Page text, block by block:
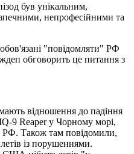
був унікальним,
непрофесійними та
"повідомляти" РФ
обговорить це питання з
відношення до падіння
9 Reaper у Чорному морі,
РФ. Також там повідомили,
із порушеннями.